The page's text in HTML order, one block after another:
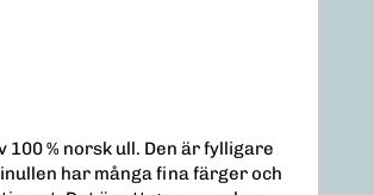
% norsk ull. Den är fylligare
har många fina färger och